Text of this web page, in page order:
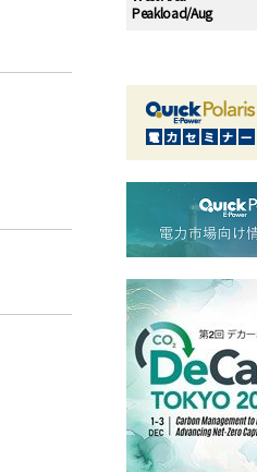
Peakload/Aug